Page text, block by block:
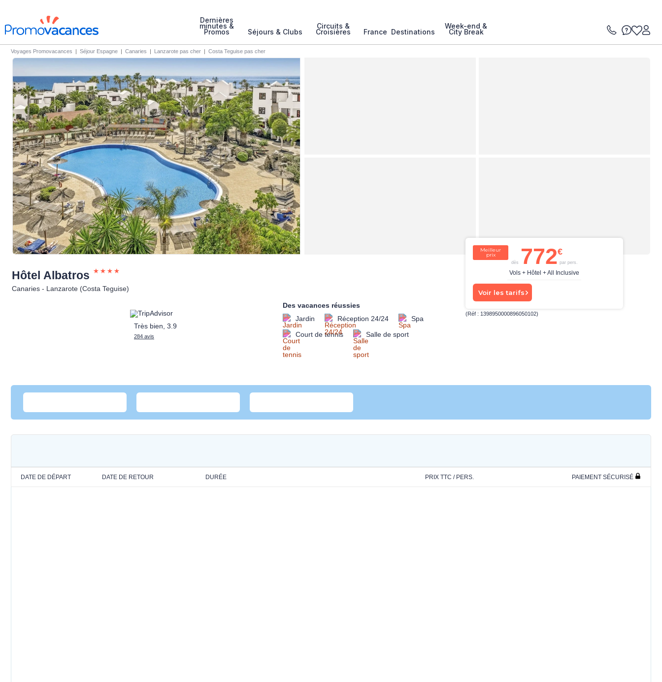
Dernières
minutes &
Promos Séjours & Clubs
Circuits &
Croisières France Destinations
Week-end &
City Break
Voyages Promovacances | Séjour Espagne | Canaries | Lanzarote pas cher | Costa Teguise pas cher
Meilleur
prix
dès 772 par pers.
Vols + Hôtel + All Inclusive
Voir les tarifs
(Réf : 1398950000896050102)
Hôtel Albatros
Canaries - Lanzarote (Costa Teguise)
Très bien, 3.9
284 avis
Des vacances réussies
Jardin
Réception 24/24
Spa
Court de tennis
Salle de sport
DATE DE DÉPART DATE DE RETOUR DURÉE PRIX TTC / PERS. PAIEMENT SÉCURISÉ